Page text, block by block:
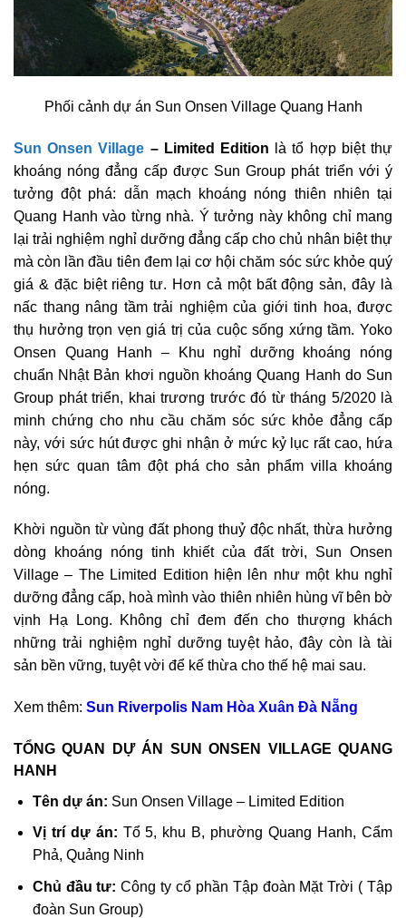
Phối cảnh dự án Sun Onsen Village Quang Hanh
Sun Onsen Village – Limited Edition là tổ hợp biệt thự
khoáng nóng đẳng cấp được Sun Group phát triển với ý
tưởng đột phá: dẫn mạch khoáng nóng thiên nhiên tại
Quang Hanh vào từng nhà. Ý tưởng này không chỉ mang
lại trải nghiệm nghỉ dưỡng đẳng cấp cho chủ nhân biệt thự
mà còn lần đầu tiên đem lại cơ hội chăm sóc sức khỏe quý
giá & đặc biệt riêng tư. Hơn cả một bất động sản, đây là
nấc thang nâng tầm trải nghiệm của giới tinh hoa, được
thụ hưởng trọn vẹn giá trị của cuộc sống xứng tầm. Yoko
Onsen Quang Hanh – Khu nghỉ dưỡng khoáng nóng
chuẩn Nhật Bản khơi nguồn khoáng Quang Hanh do Sun
Group phát triển, khai trương trước đó từ tháng 5/2020 là
minh chứng cho nhu cầu chăm sóc sức khỏe đẳng cấp
này, với sức hút được ghi nhận ở mức kỷ lục rất cao, hứa
hẹn sức quan tâm đột phá cho sản phẩm villa khoáng
nóng.
Khời nguồn từ vùng đất phong thuỷ độc nhất, thừa hưởng
dòng khoáng nóng tinh khiết của đất trời, Sun Onsen
Village – The Limited Edition hiện lên như một khu nghỉ
dưỡng đẳng cấp, hoà mình vào thiên nhiên hùng vĩ bên bờ
vịnh Hạ Long. Không chỉ đem đến cho thượng khách
những trải nghiệm nghỉ dưỡng tuyệt hảo, đây còn là tài
sản bền vững, tuyệt vời để kế thừa cho thế hệ mai sau.
Xem thêm: Sun Riverpolis Nam Hòa Xuân Đà Nẵng
TỔNG QUAN DỰ ÁN SUN ONSEN VILLAGE QUANG
HANH
Tên dự án: Sun Onsen Village – Limited Edition
Vị trí dự án: Tổ 5, khu B, phường Quang Hanh, Cẩm
Phả, Quảng Ninh
Chủ đầu tư: Công ty cổ phần Tập đoàn Mặt Trời ( Tập
đoàn Sun Group)